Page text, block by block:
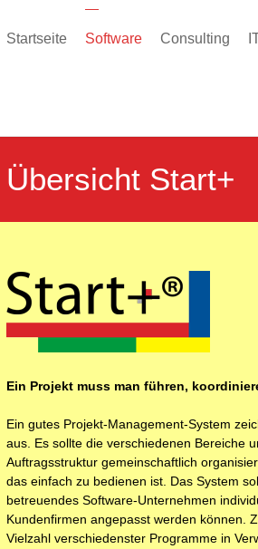
Startseite Software Consulting
Übersicht Start+
Ein Projekt muss man führen,
Ein gutes Projekt-Management-System
aus. Es sollte die verschiedenen Bereiche
Auftragsstruktur gemeinschaftlich
das einfach zu bedienen ist. Das System
betreuendes Software-Unternehmen
Kundenfirmen angepasst werden können.
Vielzahl verschiedenster Programme in